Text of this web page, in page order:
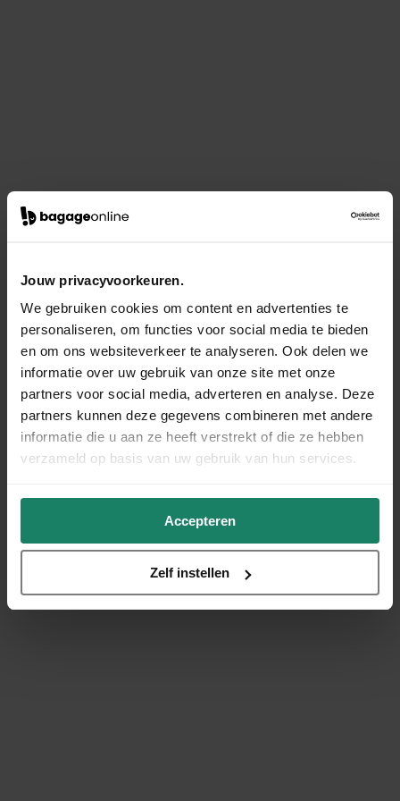
Jouw privacyvoorkeuren.
We gebruiken cookies om content en advertenties te
personaliseren, om functies voor social media te bieden
en om ons websiteverkeer te analyseren. Ook delen we
informatie over uw gebruik van onze site met onze
partners voor social media, adverteren en analyse. Deze
partners kunnen deze gegevens combineren met andere
informatie die u aan ze heeft verstrekt of die ze hebben
verzameld op basis van uw gebruik van hun services.
Accepteren
Zelf instellen